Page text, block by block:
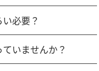
必要？
いませんか？